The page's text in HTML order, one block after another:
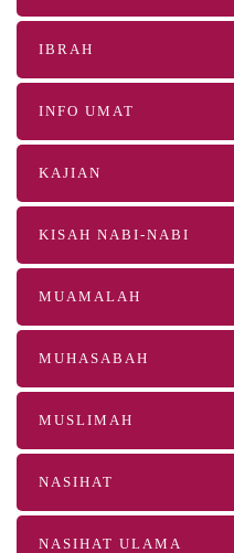
IBRAH
INFO UMAT
KAJIAN
KISAH NABI-NABI
MUAMALAH
MUHASABAH
MUSLIMAH
NASIHAT
NASIHAT ULAMA